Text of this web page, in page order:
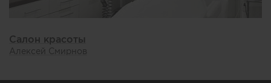
Салон красоты
Алексей Смирнов